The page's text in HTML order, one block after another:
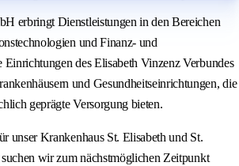
erbringt Dienstleistungen in den Bereichen
und Finanz- und
Einrichtungen des Elisabeth Vinzenz Verbundes
und Gesundheitseinrichtungen, die
geprägte Versorgung bieten.
unser Krankenhaus St. Elisabeth und St.
wir zum nächstmöglichen Zeitpunkt